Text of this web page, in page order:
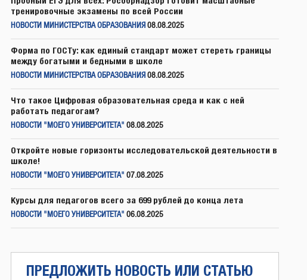
тренировочные экзамены по всей России
НОВОСТИ МИНИСТЕРСТВА ОБРАЗОВАНИЯ 08.08.2025
Форма по ГОСТу: как единый стандарт может стереть границы
между богатыми и бедными в школе
НОВОСТИ МИНИСТЕРСТВА ОБРАЗОВАНИЯ 08.08.2025
Что такое Цифровая образовательная среда и как с ней
работать педагогам?
НОВОСТИ "МОЕГО УНИВЕРСИТЕТА" 08.08.2025
Откройте новые горизонты исследовательской деятельности в
школе!
НОВОСТИ "МОЕГО УНИВЕРСИТЕТА" 07.08.2025
Курсы для педагогов всего за 699 рублей до конца лета
НОВОСТИ "МОЕГО УНИВЕРСИТЕТА" 06.08.2025
ПРЕДЛОЖИТЬ НОВОСТЬ ИЛИ СТАТЬЮ